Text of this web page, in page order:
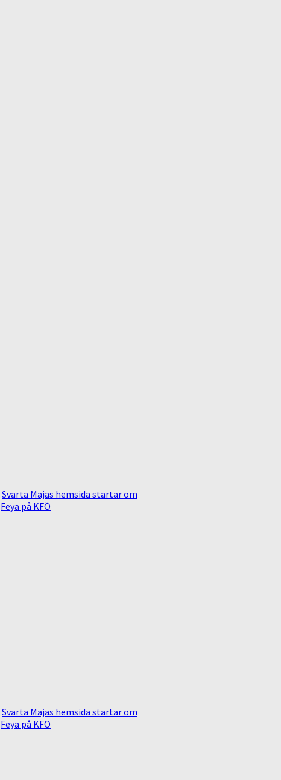
Svarta Majas hemsida startar om
Feya på KFÖ
Svarta Majas hemsida startar om
Feya på KFÖ